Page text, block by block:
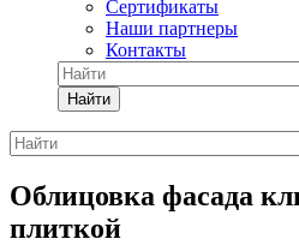
Сертификаты
Наши партнеры
Контакты
Найти
Облицовка фасада
плиткой